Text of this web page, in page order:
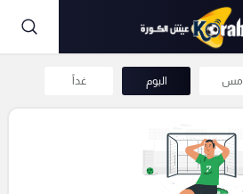
أمس اليوم غداً